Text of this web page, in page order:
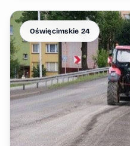
Oświęcimskie 24